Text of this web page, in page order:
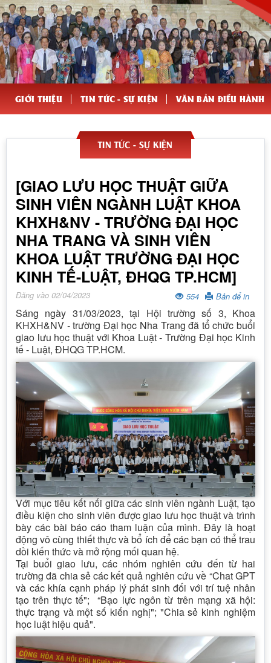
GIỚI THIỆU TIN TỨC - SỰ KIỆN VĂN BẢN ĐIỀU HÀNH
TIN TỨC - SỰ KIỆN
[GIAO LƯU HỌC THUẬT GIỮA
SINH VIÊN NGÀNH LUẬT KHOA
KHXH&NV - TRƯỜNG ĐẠI HỌC
NHA TRANG VÀ SINH VIÊN
KHOA LUẬT TRƯỜNG ĐẠI HỌC
KINH TẾ-LUẬT, ĐHQG TP.HCM]
Đăng vào 02/04/2023 554 Bản để in
Sáng ngày 31/03/2023, tại Hội trường số 3, Khoa
KHXH&NV - trường Đại học Nha Trang đã tổ chức buổi
giao lưu học thuật với Khoa Luật - Trường Đại học Kinh
tế - Luật, ĐHQG TP.HCM.
Với mục tiêu kết nối giữa các sinh viên ngành Luật, tạo
điều kiện cho sinh viên được giao lưu học thuật và trình
bày các bài báo cáo tham luận của mình. Đây là hoạt
động vô cùng thiết thực và bổ ích để các bạn có thể trau
dồi kiến thức và mở rộng mối quan hệ.
Tại buổi giao lưu, các nhóm nghiên cứu đến từ hai
trường đã chia sẻ các kết quả nghiên cứu về “Chat GPT
và các khía cạnh pháp lý phát sinh đối với trí tuệ nhân
tạo trên thực tế"; “Bạo lực ngôn từ trên mạng xã hội:
thực trạng và một số kiến nghị"; "Chia sẻ kinh nghiệm
học luật hiệu quả".